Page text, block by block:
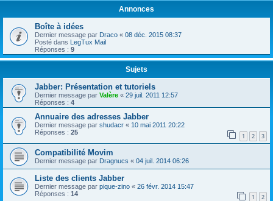
Annonces
Boîte à idées
Dernier message par Draco « 08 déc. 2015 08:37
Posté dans LegTux Mail
Réponses : 9
Sujets
Jabber: Présentation et tutoriels
Dernier message par Valère « 29 juil. 2011 12:57
Réponses : 4
Annuaire des adresses Jabber
Dernier message par shudacr « 10 mai 2011 20:22
Réponses : 25 1 2 3
Compatibilité Movim
Dernier message par Dragnucs « 04 juil. 2014 06:26
Liste des clients Jabber
Dernier message par pique-zino « 26 févr. 2014 15:47
Réponses : 14 1 2